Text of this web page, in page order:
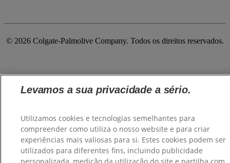
© 2026 Colgate-Palmolive Company. Todos os direitos reservados.
Levamos a sua privacidade a sério.
Utilizamos cookies e tecnologias semelhantes para
compreender como utiliza o nosso website e para criar
experiências mais valiosas para si. Estes cookies podem ser
utilizados para diferentes fins, incluindo publicidade